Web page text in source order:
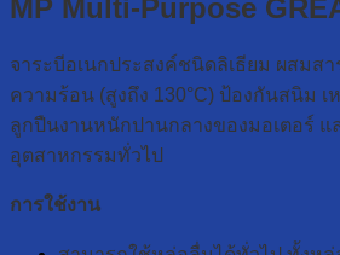
MP Multi-Purpose
จาระบีอเนกประสงค์ชนิดลิเธียม ผสมส
ความร้อน (สูงถึง 130°C) ป้องกันสนิม
ลูกปืนงานหนักปานกลางของมอเตอร์ แ
อุตสาหกรรมทั่วไป
การใช้งาน